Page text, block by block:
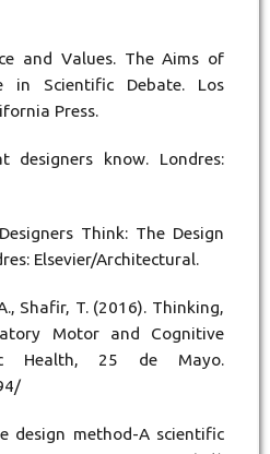
and Values. The Aims of
in Scientific Debate. Los
Press.
designers know. Londres:
Think: The Design
Elsevier/Architectural.
Shafir, T. (2016). Thinking,
Motor and Cognitive
Health, 25 de Mayo.
design method-A scientific